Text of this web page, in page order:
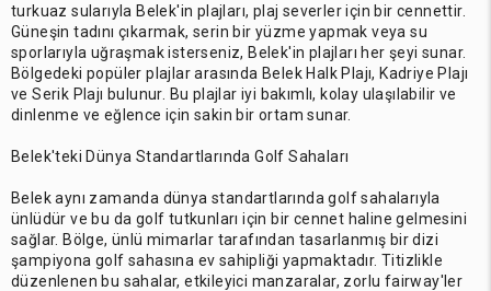
turkuaz sularıyla Belek'in plajları, plaj severler için bir cennettir.
Güneşin tadını çıkarmak, serin bir yüzme yapmak veya su
sporlarıyla uğraşmak isterseniz, Belek'in plajları her şeyi sunar.
Bölgedeki popüler plajlar arasında Belek Halk Plajı, Kadriye Plajı
ve Serik Plajı bulunur. Bu plajlar iyi bakımlı, kolay ulaşılabilir ve
dinlenme ve eğlence için sakin bir ortam sunar.
Belek'teki Dünya Standartlarında Golf Sahaları
Belek aynı zamanda dünya standartlarında golf sahalarıyla
ünlüdür ve bu da golf tutkunları için bir cennet haline gelmesini
sağlar. Bölge, ünlü mimarlar tarafından tasarlanmış bir dizi
şampiyona golf sahasına ev sahipliği yapmaktadır. Titizlikle
düzenlenen bu sahalar, etkileyici manzaralar, zorlu fairway'ler